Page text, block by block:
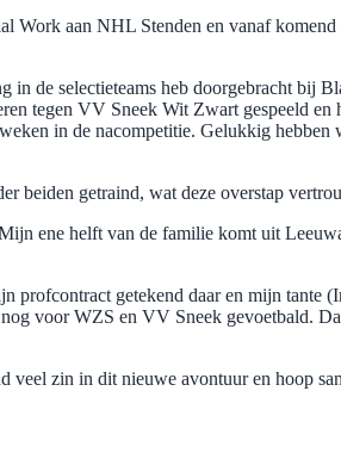
Work aan NHL Stenden en vanaf
de selectieteams heb doorgebracht bij
tegen VV Sneek Wit Zwart gespeeld
in de nacompetitie. Gelukkig
beiden getraind, wat deze overstap
ene helft van de familie komt uit
getekend daar en mijn tante
voor WZS en VV Sneek gevoetbald.
zin in dit nieuwe avontuur en hoop